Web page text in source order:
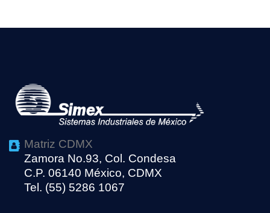
Matriz CDMX
Zamora No.93, Col. Condesa
C.P. 06140 México, CDMX
Tel. (55) 5286 1067